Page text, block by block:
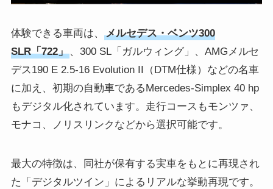
体験できる車両は、
メルセデス・ベンツ300
SLR「722」、300 SL「ガルウィング」、AMGメルセ
デス190 E 2.5-16 Evolution II（DTM仕様）などの名車
に加え、初期の自動車であるMercedes-Simplex 40 hp
もデジタル化されています。走行コースもモンツァ、
モナコ、ノリスリンクなどから選択可能です。
最大の特徴は、同社が保有する実車をもとに再現され
た「デジタルツイン」によるリアルな挙動再現です。